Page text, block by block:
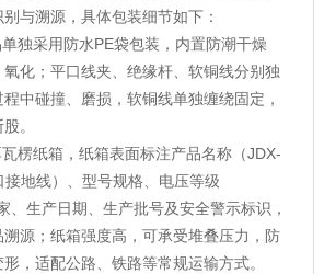
与溯源，具体包装细节如下：
独采用防水PE袋包装，内置防潮干燥
化；平口线夹、绝缘杆、软铜线分别独
中碰撞、磨损，软铜线单独缠绕固定，
。
楞纸箱，纸箱表面标注产品名称（JDX-
地线）、型号规格、电压等级
、生产日期、生产批号及安全警示标识，
源；纸箱强度高，可承受堆叠压力，防
，适配公路、铁路等常规运输方式。